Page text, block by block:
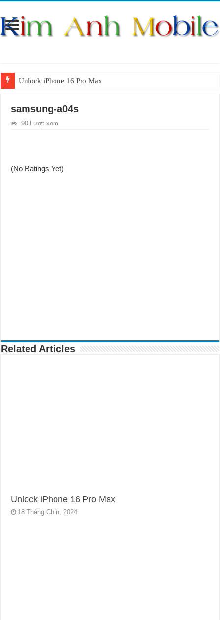
Unlock iPhone 16 Pro Max
Unlock Samsung Galaxy S26 Ultra
Unlock Motorola Razr 2025
samsung-a04s
90 Lượt xem
(No Ratings Yet)
Related Articles
Unlock iPhone 16 Pro Max
18 Tháng Chín, 2024